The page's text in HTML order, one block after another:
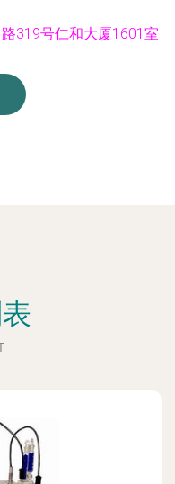
319号仁和大厦1601室